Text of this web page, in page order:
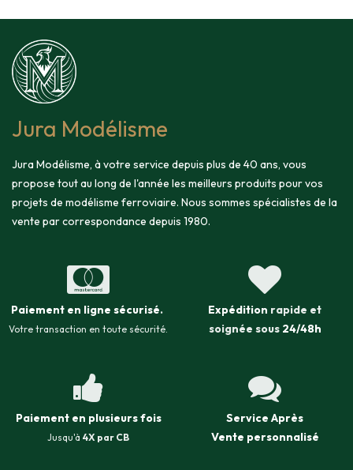
Jura Modélisme
Jura Modélisme, à votre service depuis plus de 40 ans, vous
propose tout au long de l'année les meilleurs produits pour vos
projets de modélisme ferroviaire. Nous sommes spécialistes de la
vente par correspondance depuis 1980.
Paiement en ligne sécurisé.
Votre transaction en toute sécurité.
Expédition rapide et
soignée sous 24/48h
Paiement en plusieurs fois
Jusqu'à 4X par CB
Service Après
Vente personnalisé